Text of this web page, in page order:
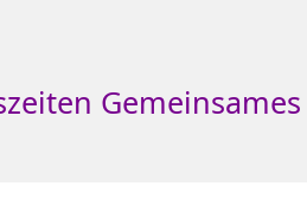
Gemeinsames